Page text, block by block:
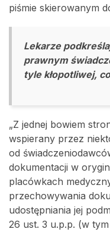
piśmie skierowanym
Lekarze
prawnym
tyle kłopotliwej,
„Z jednej bowiem
wspierany przez
od
dokumentacji w
placówkach
przechowywania
udostępniania jej
26 ust. 3 u.p.p. (w